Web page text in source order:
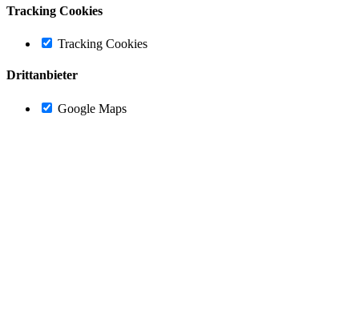
Tracking Cookies
Tracking Cookies
Drittanbieter
Google Maps